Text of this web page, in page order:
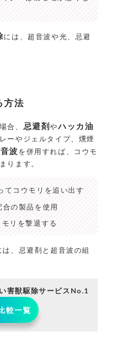
には、超音波や光、忌避
方法
合、 忌避剤やハッカ油
ーやジェルタイプ、燻煙
波を併用すれば、コウモ
ります。
てコウモリを追い出す
の製品を使用
リを撃退する
は、忌避剤と超音波の組
害獣駆除サービスNo.1
較一覧